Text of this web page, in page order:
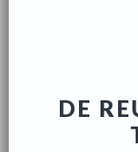
DE